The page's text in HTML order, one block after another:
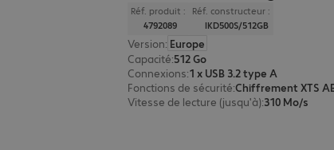
Réf. produit :
4792089
Réf. constructeur :
IKD500S/512GB
Version: Europe
Capacité:512 Go
Connexions:1 x USB 3.2 type A
Fonctions de sécurité:
Vitesse de lecture (jusqu'à):310 Mo/s